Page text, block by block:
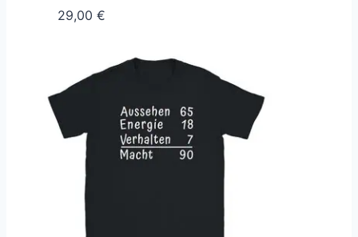
29,00 €